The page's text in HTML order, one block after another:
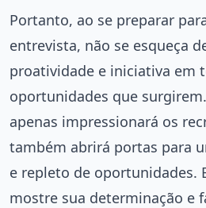
Portanto, ao se preparar
entrevista, não se esqueça
proatividade e iniciativa em
oportunidades que
apenas impressionará os
também abrirá portas para
e repleto de oportunidades.
mostre sua determinação e